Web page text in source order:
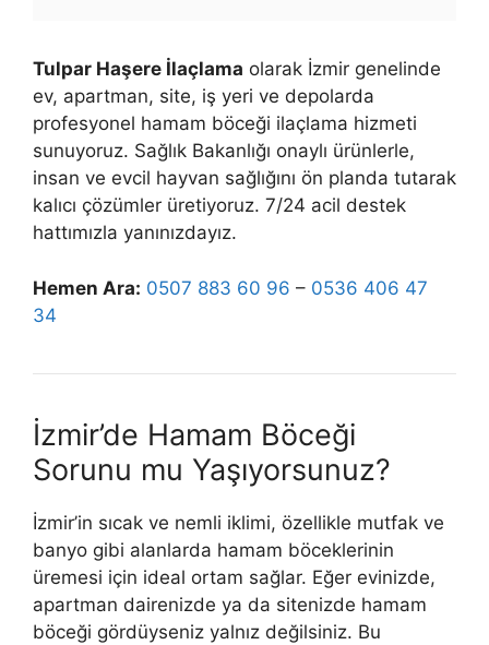
Tulpar Haşere İlaçlama olarak İzmir genelinde
ev, apartman, site, iş yeri ve depolarda
profesyonel hamam böceği ilaçlama hizmeti
sunuyoruz. Sağlık Bakanlığı onaylı ürünlerle,
insan ve evcil hayvan sağlığını ön planda tutarak
kalıcı çözümler üretiyoruz. 7/24 acil destek
hattımızla yanınızdayız.
Hemen Ara: 0507 883 60 96 – 0536 406 47
34
İzmir’de Hamam Böceği
Sorunu mu Yaşıyorsunuz?
İzmir’in sıcak ve nemli iklimi, özellikle mutfak ve
banyo gibi alanlarda hamam böceklerinin
üremesi için ideal ortam sağlar. Eğer evinizde,
apartman dairenizde ya da sitenizde hamam
böceği gördüyseniz yalnız değilsiniz. Bu